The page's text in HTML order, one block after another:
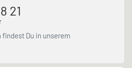
21
Du in unserem